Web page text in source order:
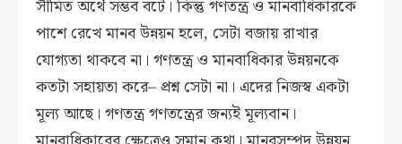
সীমিত অর্থে সম্ভব বটে। কিন্তু গণতন্ত্র ও মানবাধিকারকে
পাশে রেখে মানব উন্নয়ন হলে, সেটা বজায় রাখার
যোগ্যতা থাকবে না। গণতন্ত্র ও মানবাধিকার উন্নয়নকে
কতটা সহায়তা করে– প্রশ্ন সেটা না। এদের নিজস্ব একটা
মূল্য আছে। গণতন্ত্র গণতন্ত্রের জন্যই মূল্যবান।